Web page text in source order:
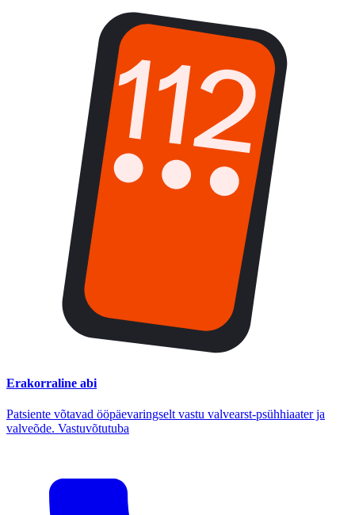
Erakorraline abi
Patsiente võtavad ööpäevaringselt vastu valvearst-psühhiaater ja
valveõde. Vastuvõtutuba